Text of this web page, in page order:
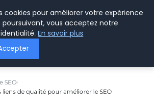
SEO
de qualité pour améliorer le SEO
cookies pour améliorer votre expérience
poursuivant, vous acceptez notre
En savoir plus